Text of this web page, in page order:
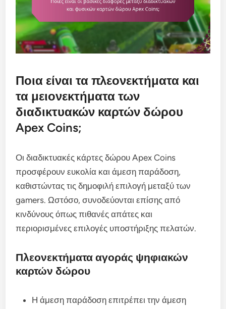
Ποια είναι τα πλεονεκτήματα και
τα μειονεκτήματα των
διαδικτυακών καρτών δώρου
Apex Coins;
Οι διαδικτυακές κάρτες δώρου Apex Coins
προσφέρουν ευκολία και άμεση παράδοση,
καθιστώντας τις δημοφιλή επιλογή μεταξύ των
gamers. Ωστόσο, συνοδεύονται επίσης από
κινδύνους όπως πιθανές απάτες και
περιορισμένες επιλογές υποστήριξης πελατών.
Πλεονεκτήματα αγοράς ψηφιακών
καρτών δώρου
Η άμεση παράδοση επιτρέπει την άμεση